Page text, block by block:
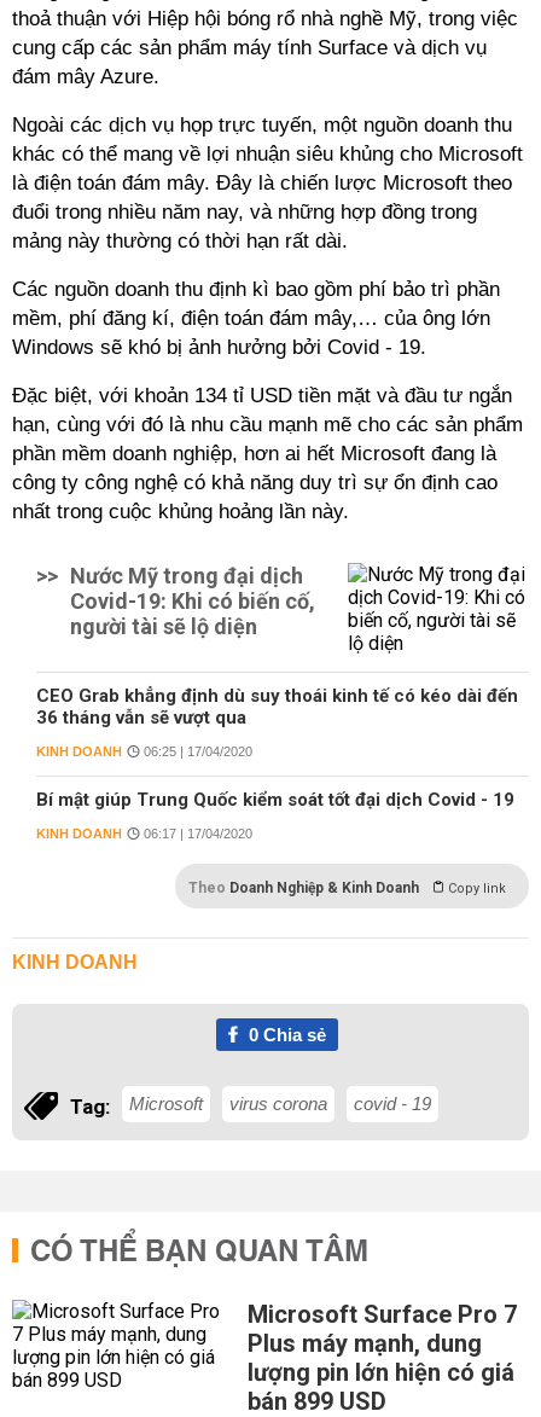
thoả thuận với Hiệp hội bóng rổ nhà nghề Mỹ, trong việc
cung cấp các sản phẩm máy tính Surface và dịch vụ
đám mây Azure.
Ngoài các dịch vụ họp trực tuyến, một nguồn doanh thu
khác có thể mang về lợi nhuận siêu khủng cho Microsoft
là điện toán đám mây. Đây là chiến lược Microsoft theo
đuổi trong nhiều năm nay, và những hợp đồng trong
mảng này thường có thời hạn rất dài.
Các nguồn doanh thu định kì bao gồm phí bảo trì phần
mềm, phí đăng kí, điện toán đám mây,… của ông lớn
Windows sẽ khó bị ảnh hưởng bởi Covid - 19.
Đặc biệt, với khoản 134 tỉ USD tiền mặt và đầu tư ngắn
hạn, cùng với đó là nhu cầu mạnh mẽ cho các sản phẩm
phần mềm doanh nghiệp, hơn ai hết Microsoft đang là
công ty công nghệ có khả năng duy trì sự ổn định cao
nhất trong cuộc khủng hoảng lần này.
>> Nước Mỹ trong đại dịch
Covid-19: Khi có biến cố,
người tài sẽ lộ diện
CEO Grab khẳng định dù suy thoái kinh tế có kéo dài đến
36 tháng vẫn sẽ vượt qua
KINH DOANH 06:25 | 17/04/2020
Bí mật giúp Trung Quốc kiểm soát tốt đại dịch Covid - 19
KINH DOANH 06:17 | 17/04/2020
Theo Doanh Nghiệp & Kinh Doanh Copy link
KINH DOANH
0Chia sẻ
Tag: Microsoft virus corona covid - 19
CÓ THỂ BẠN QUAN TÂM
Microsoft Surface Pro 7
Plus máy mạnh, dung
lượng pin lớn hiện có giá
bán 899 USD